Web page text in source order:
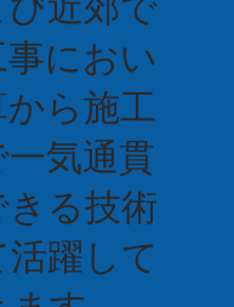
におい
ら施工
気通貫
る技術
躍して